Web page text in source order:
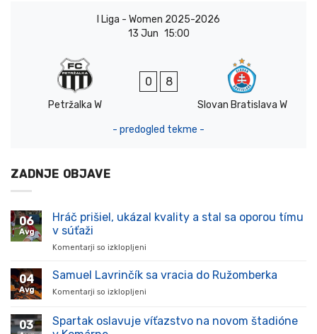
I Liga - Women 2025-2026
13 Jun 15:00
Petržalka W
0 8
Slovan Bratislava W
- predogled tekme -
ZADNJE OBJAVE
06
Avg
Hráč prišiel, ukázal kvality a stal sa oporou tímu
v súťaži
Komentarji so izklopljeni
prišiel,
stal
04
Avg
Samuel Lavrinčík sa vracia do Ružomberka
Komentarji so izklopljeni
Lavrinčík
03
Spartak oslavuje víťazstvo na novom štadióne